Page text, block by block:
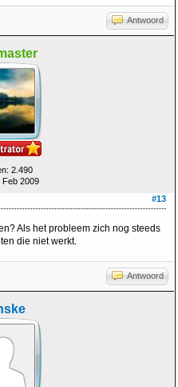
Antwoord
2.490
Feb 2009
#13
Als het probleem zich nog steeds
die niet werkt.
Antwoord